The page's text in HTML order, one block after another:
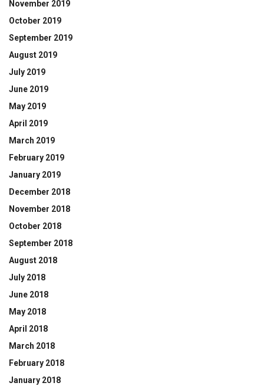
November 2019
October 2019
September 2019
August 2019
July 2019
June 2019
May 2019
April 2019
March 2019
February 2019
January 2019
December 2018
November 2018
October 2018
September 2018
August 2018
July 2018
June 2018
May 2018
April 2018
March 2018
February 2018
January 2018